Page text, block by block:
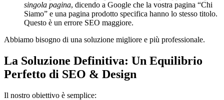
singola pagina, dicendo a Google che la vostra pagina “Chi
Siamo” e una pagina prodotto specifica hanno lo stesso titolo.
Questo è un errore SEO maggiore.
Abbiamo bisogno di una soluzione migliore e più professionale.
La Soluzione Definitiva: Un Equilibrio
Perfetto di SEO & Design
Il nostro obiettivo è semplice: